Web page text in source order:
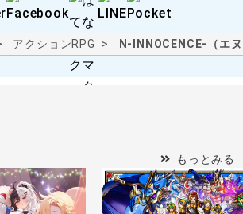
アクションRPG N-INNOCENCE-（エ
もっとみる